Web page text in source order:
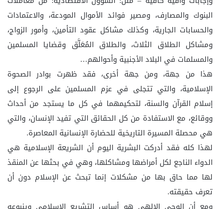
البنوك والمصارف، ومصير فوائد الأموال المودعة، والاعتمادات
والحسابات الجارية، وكذلك مشاكل عقود التأمين، وأمور الزواج،
ومشاكل الطلاق الثلاث، والطلاق المُعَلَّق وقضايا المسلمين
والمسلمات في البلاد الأجنبية وأحوالهم…
هذا من جهة، ومن جهة أخرى، فقد ظهرت بوادر الصحوة
الإسلامية، والتي تتجلى في عزم المسلمين على الرجوع إلى
إسلام القرآن والسنة، لتحكيمهما في كل ما يستجد من أحداث
ووقائع، مع الاستفادة من كل الحقائق التي تفيد الإنسان، والتي
هي محصلة المسيرة التاريخية للحضارة الإنسانية المعاصرة.
لهذا كله فقد أدركت البشرية اليوم أن الشريعة الإسلامية هي
الدواء الناجع لكل أمراضها ومشاكلها، وهي في بحثها عن المنقذ
لها مما حاق بها من مشكلات إنما تبحث عن الإسلام دون أن
تعرف حقيقته.